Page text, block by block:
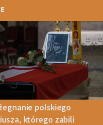
polskiego
którego zabili